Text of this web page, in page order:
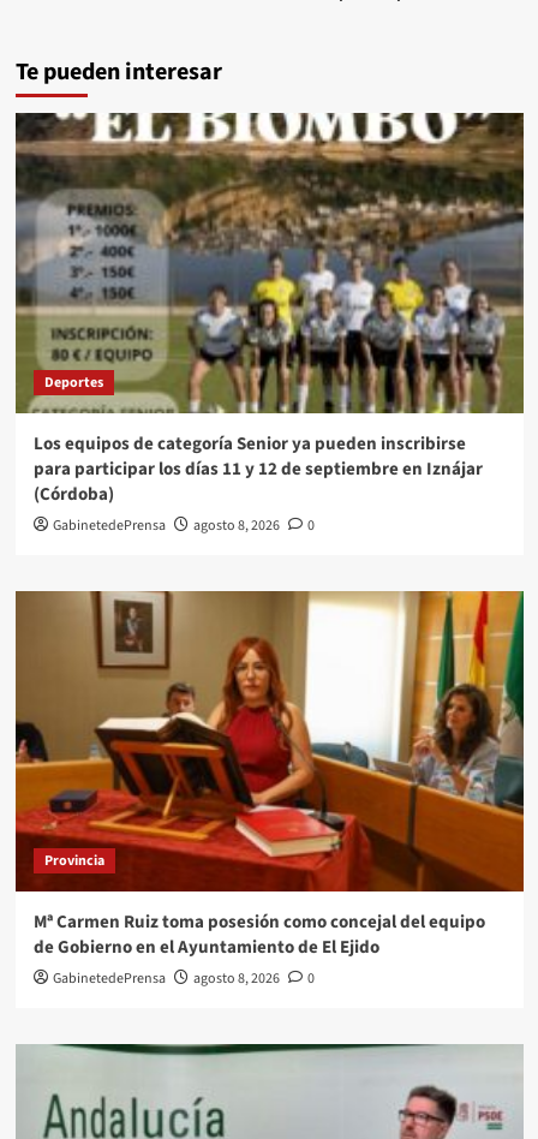
Te pueden interesar
Deportes
Los equipos de categoría Senior ya pueden inscribirse
para participar los días 11 y 12 de septiembre en Iznájar
(Córdoba)
GabinetedePrensa agosto 8, 2026 0
Provincia
Mª Carmen Ruiz toma posesión como concejal del equipo
de Gobierno en el Ayuntamiento de El Ejido
GabinetedePrensa agosto 8, 2026 0